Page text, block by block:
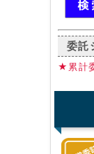
委託
★累計